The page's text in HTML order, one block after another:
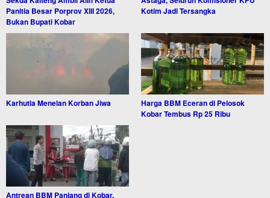
Panitia Besar Porprov XIII 2026,
Bukan Bupati Kobar
Kotim Jadi Tersangka
Karhutla Menelan Korban Jiwa
Harga BBM Eceran di Pelosok
Kobar Tembus Rp 25 Ribu
Antrean BBM Panjang di Kobar,